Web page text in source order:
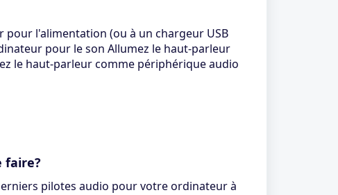
pour l'alimentation (ou à un chargeur USB
pour le son Allumez le haut-parleur
le haut-parleur comme périphérique audio
faire?
pilotes audio pour votre ordinateur à